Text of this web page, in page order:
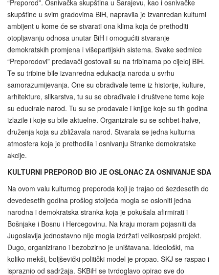
“Preporod”. Osnivačka skupština u Sarajevu, kao i osnivačke
skupštine u svim gradovima BiH, napravila je izvanredan kulturni
ambijent u kome će se stvarati ona klima koja će prethoditi
otopljavanju odnosa unutar BiH i omogućiti stvaranje
demokratskih promjena i višepartijskih sistema. Svake sedmice
“Preporodovi” predavači gostovali su na tribinama po cijeloj BiH.
Te su tribine bile izvanredna edukacija naroda u svrhu
samorazumijevanja. One su obrađivale teme iz historije, kulture,
arhitekture, slikarstva, tu su se obrađivale i društvene teme koje
su educirale narod. Tu su se prodavale i knjige koje su tih godina
izlazile i koje su bile aktuelne. Organizirale su se sohbet‑halve,
druženja koja su zbližavala narod. Stvarala se jedna kulturna
atmosfera koja je prethodila i osnivanju Stranke demokratske
akcije.
KULTURNI PREPOROD BIO JE OSLONAC ZA OSNIVANJE SDA
Na ovom valu kulturnog preporoda koji je trajao od šezdesetih do
devedesetih godina prošlog stoljeća mogla se osloniti jedna
narodna i demokratska stranka koja je pokušala afirmirati i
Bošnjake i Bosnu i Hercegovinu. Na kraju moram pojasniti da
Jugoslavija jednostavno nije mogla izdržati velikosrpski projekt.
Dugo, organizirano i bezobzirno je uništavana. Ideološki, ma
koliko mekši, boljševički politički model je propao. SKJ se raspao i
ispraznio od sadržaja. SKBiH se tvrdoglavo opirao sve do